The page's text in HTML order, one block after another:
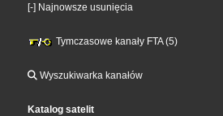
[-] Najnowsze usunięcia
Tymczasowe kanały FTA (5)
Wyszukiwarka kanałów
Katalog satelit